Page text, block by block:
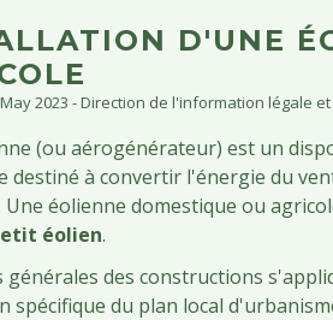
D'UNE
2023 - Direction de l'information légale
(ou aérogénérateur) est un
destiné à convertir l'énergie du
Une éolienne domestique ou
éolien.
générales des constructions
spécifique du plan local